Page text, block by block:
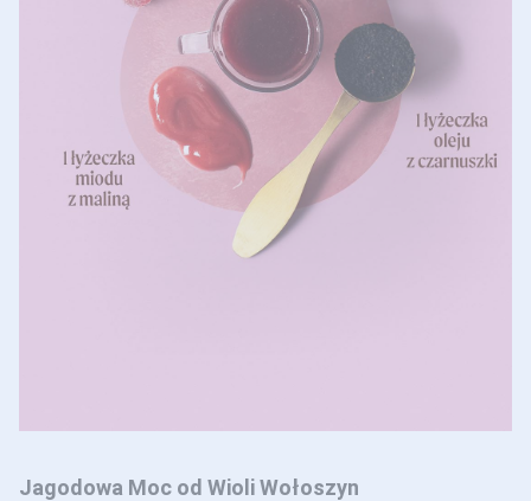
Jagodowa Moc od Wioli Wołoszyn